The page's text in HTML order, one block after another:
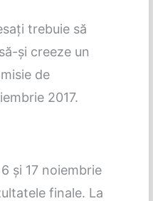
trebuie să
şi creeze un
de
2017.
şi 17 noiembrie
finale. La